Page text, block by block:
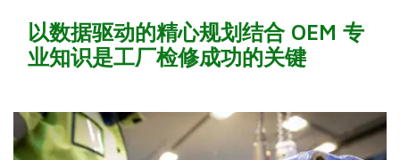
以数据驱动的精心规划结合 OEM 专
业知识是工厂检修成功的关键